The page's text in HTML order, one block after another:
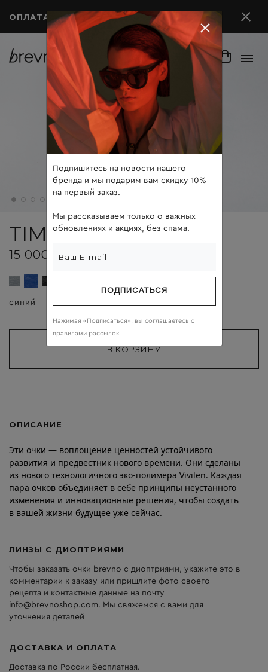
ОПЛАТА ПОСЛЕ ПРИМЕРКИ
TIM
15 000 ₽
синий
ОПИСАНИЕ
Эти очки — воплощение ценностей устойчивого
развития и предвестник нового времени. Они сделаны
из нового технологичного эко-полимера Vivilen. Каждая
пара очков объединяет в себе принципы неустанного
изменения и инновационные решения, чтобы создать
в вашей жизни будущее уже сейчас.
ЛИНЗЫ С ДИОПТРИЯМИ
Чтобы заказать очки brevno с диоптриями, укажите это в
комментарии к заказу или пришлите фото своего
рецепта и контактные данные на почту
info@brevnoshop.com. Мы свяжемся с вами для
уточнения деталей
ДОСТАВКА И ОПЛАТА
Доставка по России бесплатная.
Подпишитесь на новости нашего
бренда и мы подарим вам скидку 10%
на первый заказ.
Мы рассказываем только о важных
обновлениях и акциях, без спама.
ПОДПИСАТЬСЯ
Нажимая «Подписаться», вы соглашаетесь c
правилами рассылок